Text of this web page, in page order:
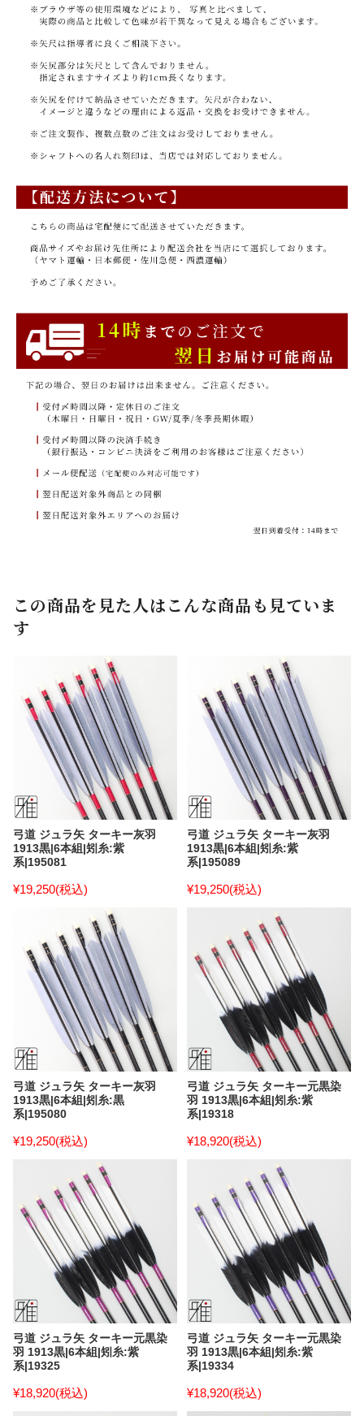
この商品を見た人はこんな商品も見ていま
す
弓道 ジュラ矢 ターキー灰羽
1913黒|6本組|矧糸:紫
系|195081
¥19,250(税込)
弓道 ジュラ矢 ターキー灰羽
1913黒|6本組|矧糸:紫
系|195089
¥19,250(税込)
弓道 ジュラ矢 ターキー灰羽
1913黒|6本組|矧糸:黒
系|195080
¥19,250(税込)
弓道 ジュラ矢 ターキー元黒染
羽 1913黒|6本組|矧糸:紫
系|19318
¥18,920(税込)
弓道 ジュラ矢 ターキー元黒染
羽 1913黒|6本組|矧糸:紫
系|19325
¥18,920(税込)
弓道 ジュラ矢 ターキー元黒染
羽 1913黒|6本組|矧糸:紫
系|19334
¥18,920(税込)